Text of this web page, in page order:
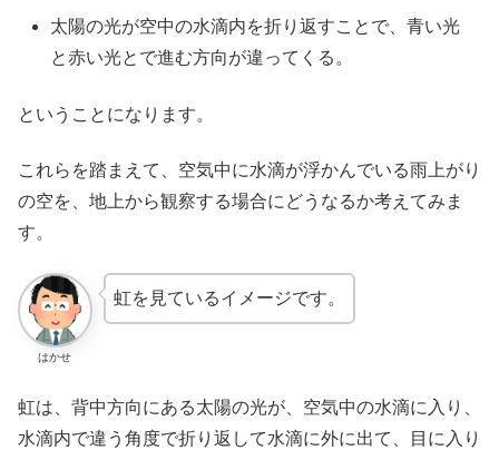
太陽の光が空中の水滴内を折り返すことで、青い光
と赤い光とで進む方向が違ってくる。
ということになります。
これらを踏まえて、空気中に水滴が浮かんでいる雨上がり
の空を、地上から観察する場合にどうなるか考えてみま
す。
はかせ
虹を見ているイメージです。
虹は、背中方向にある太陽の光が、空気中の水滴に入り、
水滴内で違う角度で折り返して水滴に外に出て、目に入り